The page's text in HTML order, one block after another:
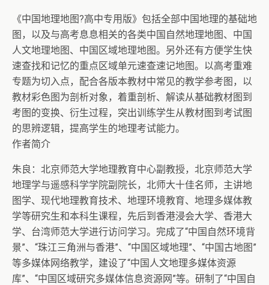
《中国地理地图?高中专用版》包括全部中国地理的基础地
图，以及与高考息息相关的各类中国自然地理地图、中国
人文地理地图、中国区域地理地图。另外还有方便学生快
速查找和记忆的重点区域单元速查速记地图。以高考重难
专题为切入点，配合各版本教材中常见的教学参考图，以
教材彩色图为剖析对象，着重剖析、解读从基础教材图到
考图的变换、衍生过程，突出训练学生从教材图到考试图
的思辨逻辑，提高学生的地理考试能力。
作者简介
朱良：北京师范大学地理教育中心副教授，北京师范大学
地理学与遥感科学学院副院长，北师大十佳名师，主讲地
图学、现代地理教育技术、地理环境教育、地理多媒体教
学等研究生和本科生课程，先后到香港浸会大学、香港大
学、台湾师范大学进行访问学习。完成了“中国自然环境背
景”、“珠江三角洲与香港”、“中国区域地理”、“中国古地图”
等多媒体网络教学，建设了“中国人文地理多媒体资源
库”、“中国区域研究多媒体信息资源网”等。研制了“中国自